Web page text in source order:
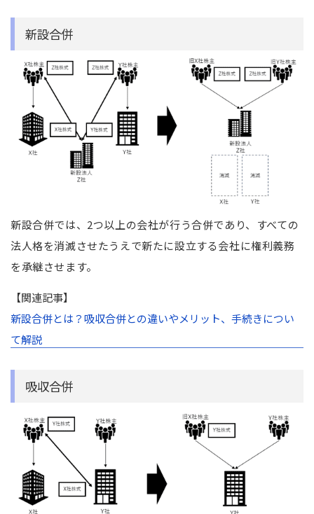
新設合併
新設合併では、2つ以上の会社が行う合併であり、すべての
法人格を消滅させたうえで新たに設立する会社に権利義務
を承継させます。
【関連記事】
新設合併とは？吸収合併との違いやメリット、手続きについ
て解説
吸収合併